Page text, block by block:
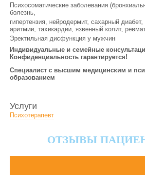
Психосоматические заболевания
болезнь,
гипертензия, нейродермит, сахарный
аритмии, тахикардии, язвенный колит,
Эректильная дисфункция у мужчин
Индивидуальные и семейные
Конфиденциальность гарантируется!
Специалист с высшим медицинским и
образованием
Услуги
Психотерапевт
ОТЗЫВЫ